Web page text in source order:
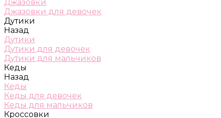
Джазовки
Джазовки для девочек
Дутики
Назад
Дутики
Дутики для девочек
Дутики для мальчиков
Кеды
Назад
Кеды
Кеды для девочек
Кеды для мальчиков
Кроссовки